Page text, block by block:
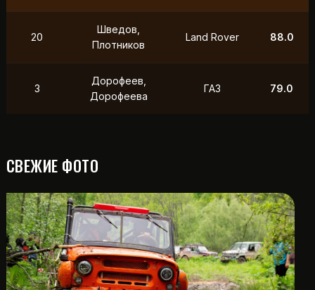
20
Шведов,
Плотников
Land Rover 88.0
3
Дорофеев,
Дорофеева
ГАЗ 79.0
СВЕЖИЕ ФОТО